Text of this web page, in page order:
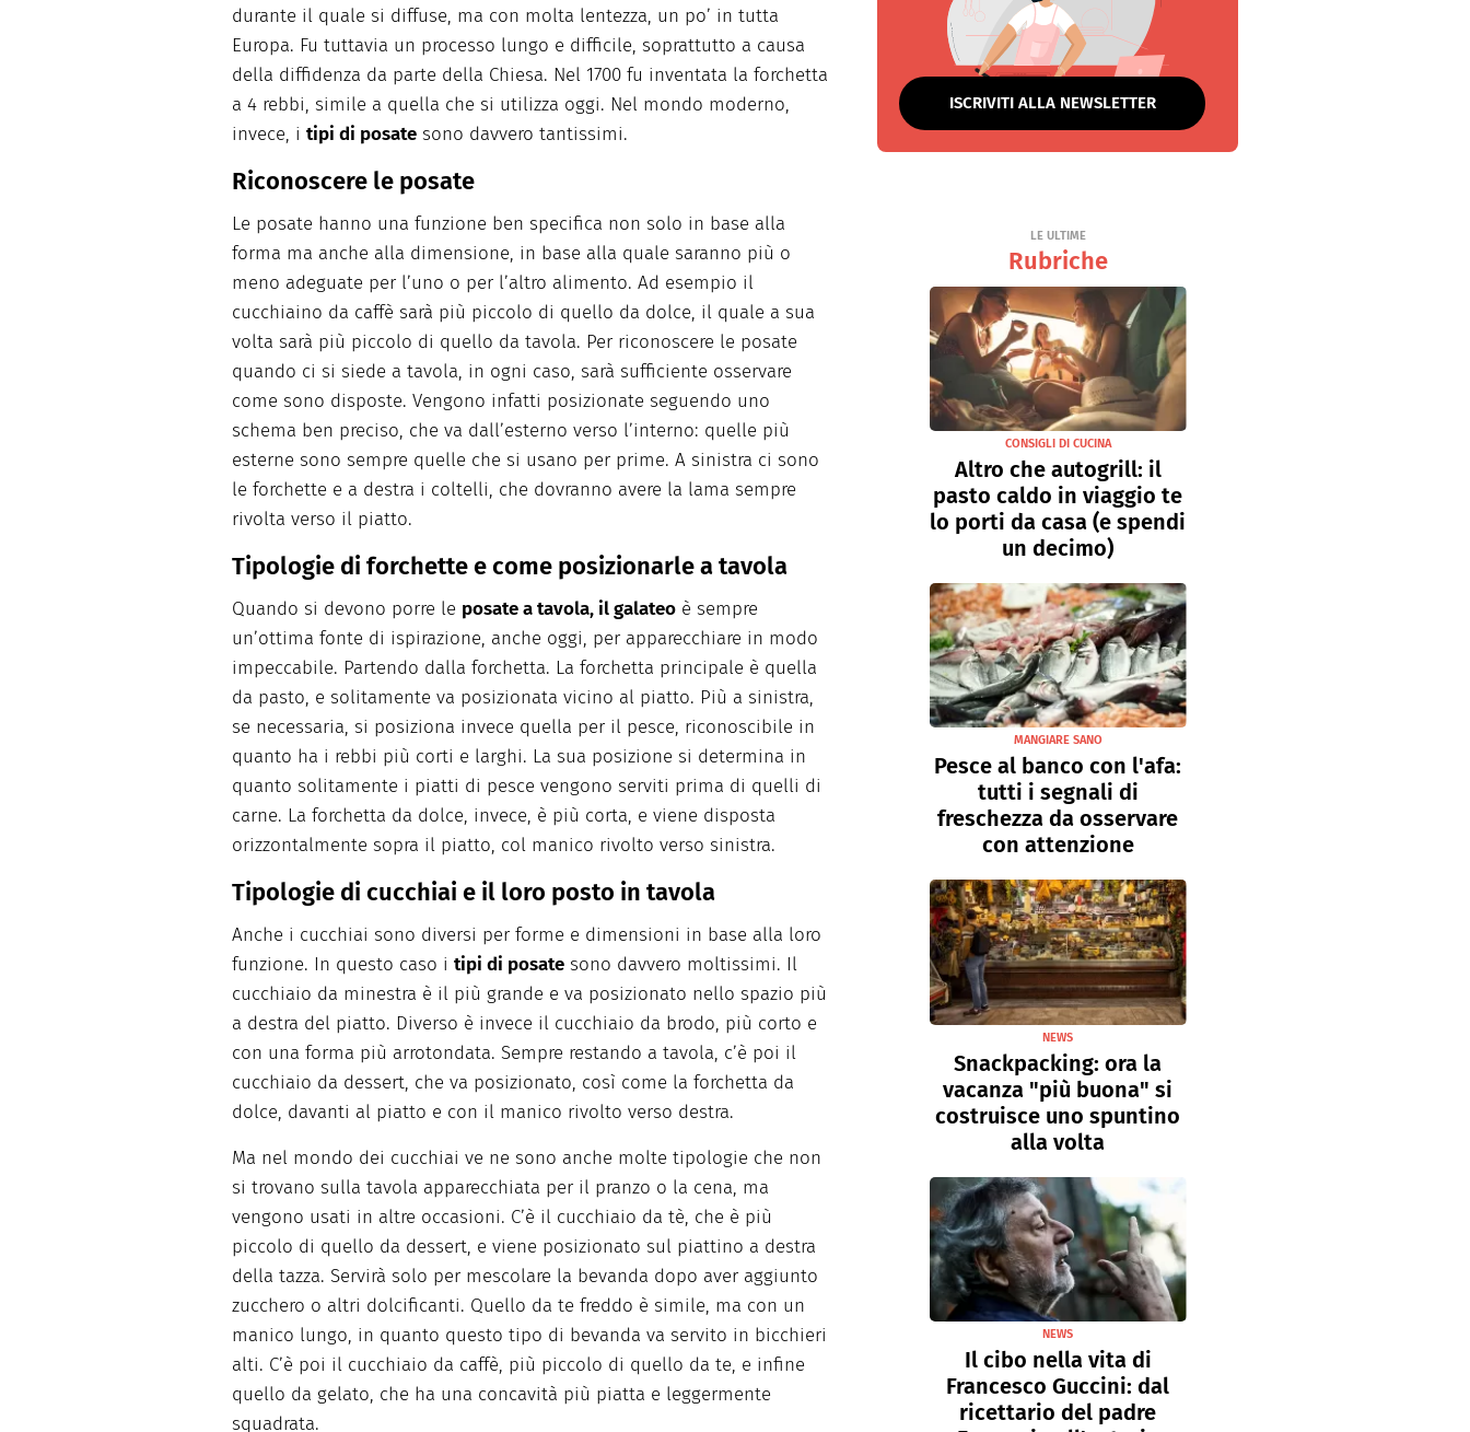
durante il quale si diffuse, ma con molta lentezza, un po’ in tutta
Europa. Fu tuttavia un processo lungo e difficile, soprattutto a causa
della diffidenza da parte della Chiesa. Nel 1700 fu inventata la forchetta
a 4 rebbi, simile a quella che si utilizza oggi. Nel mondo moderno,
invece, i tipi di posate sono davvero tantissimi.
Riconoscere le posate
Le posate hanno una funzione ben specifica non solo in base alla
forma ma anche alla dimensione, in base alla quale saranno più o
meno adeguate per l’uno o per l’altro alimento. Ad esempio il
cucchiaino da caffè sarà più piccolo di quello da dolce, il quale a sua
volta sarà più piccolo di quello da tavola. Per riconoscere le posate
quando ci si siede a tavola, in ogni caso, sarà sufficiente osservare
come sono disposte. Vengono infatti posizionate seguendo uno
schema ben preciso, che va dall’esterno verso l’interno: quelle più
esterne sono sempre quelle che si usano per prime. A sinistra ci sono
le forchette e a destra i coltelli, che dovranno avere la lama sempre
rivolta verso il piatto.
Tipologie di forchette e come posizionarle a tavola
Quando si devono porre le posate a tavola, il galateo è sempre
un’ottima fonte di ispirazione, anche oggi, per apparecchiare in modo
impeccabile. Partendo dalla forchetta. La forchetta principale è quella
da pasto, e solitamente va posizionata vicino al piatto. Più a sinistra,
se necessaria, si posiziona invece quella per il pesce, riconoscibile in
quanto ha i rebbi più corti e larghi. La sua posizione si determina in
quanto solitamente i piatti di pesce vengono serviti prima di quelli di
carne. La forchetta da dolce, invece, è più corta, e viene disposta
orizzontalmente sopra il piatto, col manico rivolto verso sinistra.
Tipologie di cucchiai e il loro posto in tavola
Anche i cucchiai sono diversi per forme e dimensioni in base alla loro
funzione. In questo caso i tipi di posate sono davvero moltissimi. Il
cucchiaio da minestra è il più grande e va posizionato nello spazio più
a destra del piatto. Diverso è invece il cucchiaio da brodo, più corto e
con una forma più arrotondata. Sempre restando a tavola, c’è poi il
cucchiaio da dessert, che va posizionato, così come la forchetta da
dolce, davanti al piatto e con il manico rivolto verso destra.
Ma nel mondo dei cucchiai ve ne sono anche molte tipologie che non
si trovano sulla tavola apparecchiata per il pranzo o la cena, ma
vengono usati in altre occasioni. C’è il cucchiaio da tè, che è più
piccolo di quello da dessert, e viene posizionato sul piattino a destra
della tazza. Servirà solo per mescolare la bevanda dopo aver aggiunto
zucchero o altri dolcificanti. Quello da te freddo è simile, ma con un
manico lungo, in quanto questo tipo di bevanda va servito in bicchieri
alti. C’è poi il cucchiaio da caffè, più piccolo di quello da te, e infine
quello da gelato, che ha una concavità più piatta e leggermente
squadrata.
ISCRIVITI ALLA NEWSLETTER
LE ULTIME
Rubriche
CONSIGLI DI CUCINA
Altro che autogrill: il
pasto caldo in viaggio te
lo porti da casa (e spendi
un decimo)
MANGIARE SANO
Pesce al banco con l'afa:
tutti i segnali di
freschezza da osservare
con attenzione
NEWS
Snackpacking: ora la
vacanza "più buona" si
costruisce uno spuntino
alla volta
NEWS
Il cibo nella vita di
Francesco Guccini: dal
ricettario del padre